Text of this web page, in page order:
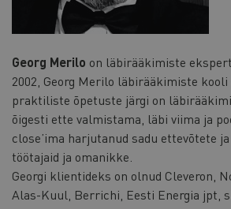
Georg Merilo on läbirääkimiste
2002, Georg Merilo läbirääkimiste kooli
praktiliste õpetuste järgi on
õigesti ette valmistama, läbi viima ja
close’ima harjutanud sadu ettevõtete
töötajaid ja omanikke.
Georgi klientideks on olnud Cleveron,
Alas-Kuul, Berrichi, Eesti Energia jpt,